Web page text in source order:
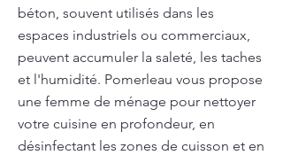
béton, souvent utilisés dans les
espaces industriels ou commerciaux,
peuvent accumuler la saleté, les taches
et l'humidité. Pomerleau vous propose
une femme de ménage pour nettoyer
votre cuisine en profondeur, en
désinfectant les zones de cuisson et en